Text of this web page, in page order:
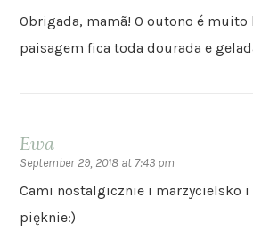
Obrigada, mamã! O outono é muito
paisagem fica toda dourada e
Ewa
September 29, 2018 at 7:43 pm
Cami nostalgicznie i marzycielsko
pięknie:)